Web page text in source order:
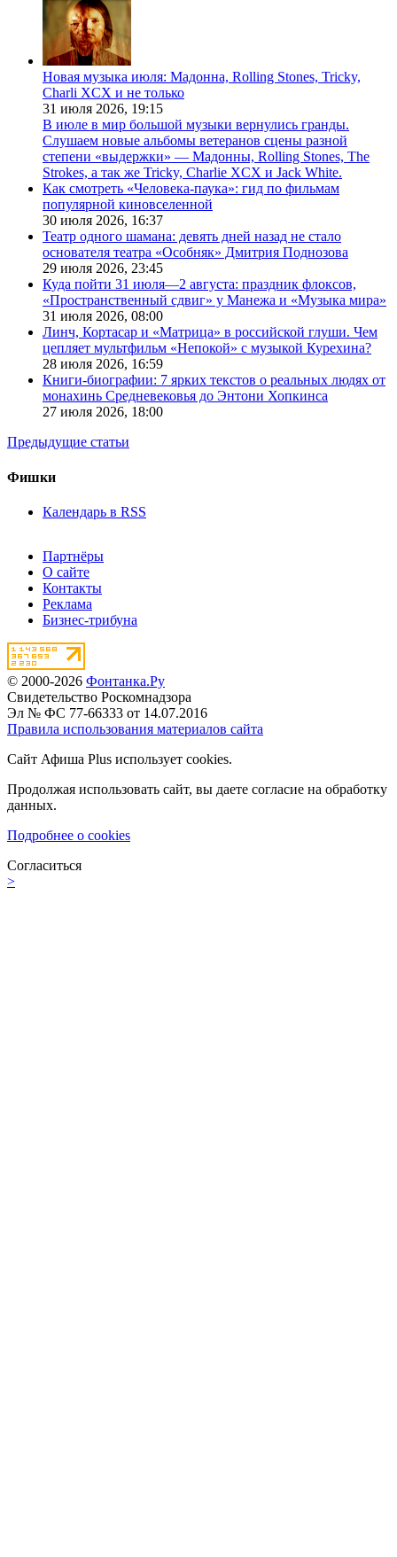
Новая музыка июля: Мадонна, Rolling Stones, Tricky,
Charli XCX и не только
31 июля 2026, 19:15
В июле в мир большой музыки вернулись гранды.
Слушаем новые альбомы ветеранов сцены разной
степени «выдержки» — Мадонны, Rolling Stones, The
Strokes, а так же Tricky, Charlie XCX и Jack White.
Как смотреть «Человека-паука»: гид по фильмам
популярной киновселенной
30 июля 2026, 16:37
Театр одного шамана: девять дней назад не стало
основателя театра «Особняк» Дмитрия Поднозова
29 июля 2026, 23:45
Куда пойти 31 июля—2 августа: праздник флоксов,
«Пространственный сдвиг» у Манежа и «Музыка мира»
31 июля 2026, 08:00
Линч, Кортасар и «Матрица» в российской глуши. Чем
цепляет мультфильм «Непокой» с музыкой Курехина?
28 июля 2026, 16:59
Книги-биографии: 7 ярких текстов о реальных людях от
монахинь Средневековья до Энтони Хопкинса
27 июля 2026, 18:00
Предыдущие статьи
Фишки
Календарь в RSS
Партнёры
О сайте
Контакты
Реклама
Бизнес-трибуна
© 2000-2026 Фонтанка.Ру
Свидетельство Роскомнадзора
Эл № ФС 77-66333 от 14.07.2016
Правила использования материалов сайта
Сайт Афиша Plus использует cookies.
Продолжая использовать сайт, вы даете согласие на обработку
данных.
Подробнее о cookies
Согласиться
>